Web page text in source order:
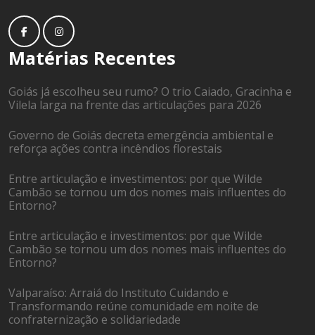
Matérias Recentes
Goiás já escolheu seu rumo? O trio Caiado, Gracinha e
Vilela larga na frente das articulações para 2026
Governo de Goiás decreta emergência ambiental e
reforça ações contra incêndios florestais
Entre articulação e investimentos: por que Wilde
Cambão se tornou um dos nomes mais influentes do
Entorno?
Entre articulação e investimentos: por que Wilde
Cambão se tornou um dos nomes mais influentes do
Entorno?
Valparaíso: Arraiá do Instituto Cuidando e
Transformando reúne comunidade em noite de
confraternização e solidariedade